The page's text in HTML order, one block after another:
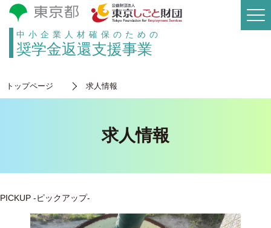
中小企業人材確保のための
奨学金返還支援事業
トップページ 求人情報
求人情報
PICKUP -ピックアップ-